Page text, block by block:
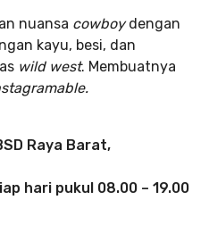
nuansa cowboydengan
kayu, besi, dan
wild west. Membuatnya
Raya Barat,
hari pukul 08.00 – 19.00